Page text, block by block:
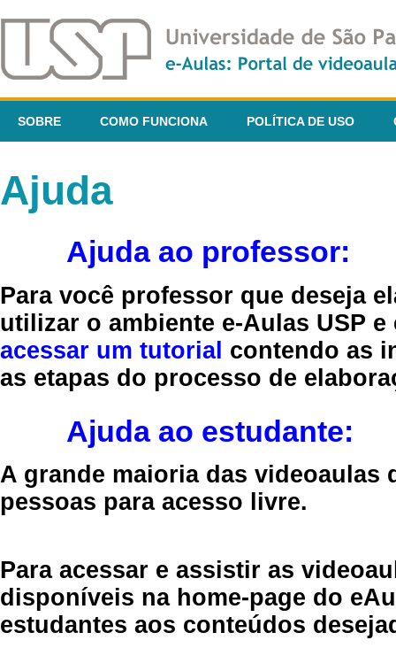
SOBRE COMO FUNCIONA POLÍTICA DE USO
Ajuda
Ajuda ao professor:
Para você professor que deseja
utilizar o ambiente e-Aulas USP
acessar um tutorial contendo as
as etapas do processo de
Ajuda ao estudante:
A grande maioria das videoaulas
pessoas para acesso livre.
Para acessar e assistir as
disponíveis na home-page do
estudantes aos conteúdos